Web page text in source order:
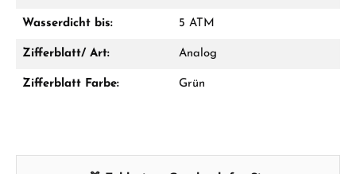
GESCHENKE ANSEHEN
Wasserdicht bis: 5 ATM
Zifferblatt/ Art: Analog
Zifferblatt Farbe: Grün